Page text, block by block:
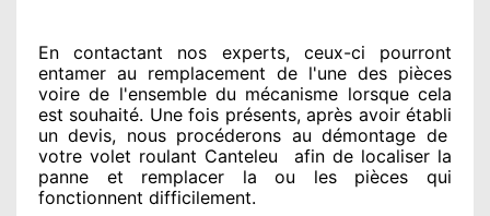
En contactant nos experts, ceux-ci pourront
entamer au remplacement de l'une des pièces
voire de l'ensembledu mécanisme lorsque cela
est souhaité. Une fois présents, après avoir établi
un devis, nous procéderons au démontage de
votre volet roulant Canteleu
afin delocaliser la
panne et remplacer la ou les pièces qui
fonctionnent difficilement.